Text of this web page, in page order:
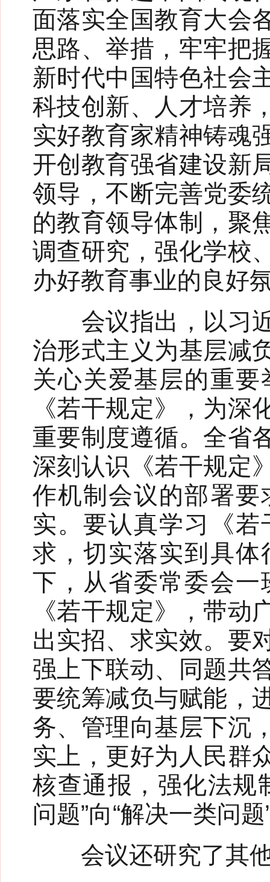
面落实全国教育大会
思路、举措，牢牢把
新时代中国特色社会
科技创新、人才培养
实好教育家精神铸魂
开创教育强省建设新
领导，不断完善党委
的教育领导体制，聚
调查研究，强化学校
办好教育事业的良好
会议指出，以习近
治形式主义为基层减
关心关爱基层的重
《若干规定》，为
重要制度遵循。全省
深刻认识《若干规定
作机制会议的部署
实。要认真学习《
求，切实落实到具
下，从省委常委会
《若干规定》，带
出实招、求实效。要
强上下联动、同题共
要统筹减负与赋能，
务、管理向基层下沉
实上，更好为人民群
核查通报，强化法规
问题”向“解决一类问
会议还研究了其